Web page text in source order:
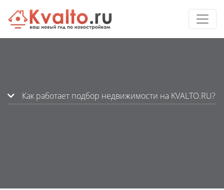
Как работает подбор недвижимости на KVALTO.RU?